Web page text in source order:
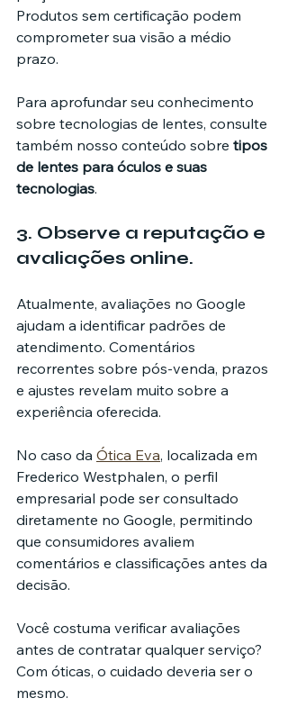
Produtos sem certificação podem
comprometer sua visão a médio
prazo.
Para aprofundar seu conhecimento
sobre tecnologias de lentes, consulte
também nosso conteúdo sobre tipos
de lentes para óculos e suas
tecnologias.
3. Observe a reputação e
avaliações online.
Atualmente, avaliações no Google
ajudam a identificar padrões de
atendimento. Comentários
recorrentes sobre pós-venda, prazos
e ajustes revelam muito sobre a
experiência oferecida.
No caso da Ótica Eva, localizada em
Frederico Westphalen, o perfil
empresarial pode ser consultado
diretamente no Google, permitindo
que consumidores avaliem
comentários e classificações antes da
decisão.
Você costuma verificar avaliações
antes de contratar qualquer serviço?
Com óticas, o cuidado deveria ser o
mesmo.